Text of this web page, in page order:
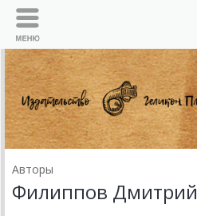
Авторы
Филиппов Дмитрий